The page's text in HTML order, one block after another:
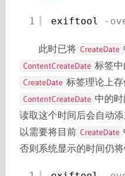
1 exiftool -
此时已将 CreateDate
ContentCreateDate 标签中
CreateDate 标签理论上
ContentCreateDate 中的
读取这个时间后会自动
以需要将目前 CreateDate
否则系统显示的时间仍将